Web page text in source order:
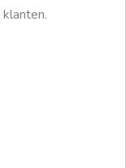
klanten.